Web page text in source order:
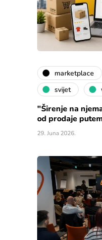
marketplace
svijet
"Širenje na
od prodaje
29. Juna 2026.